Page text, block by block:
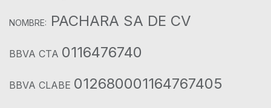
NOMBRE: PACHARA SA DE CV
BBVA CTA 0116476740
BBVA CLABE 012680001164767405